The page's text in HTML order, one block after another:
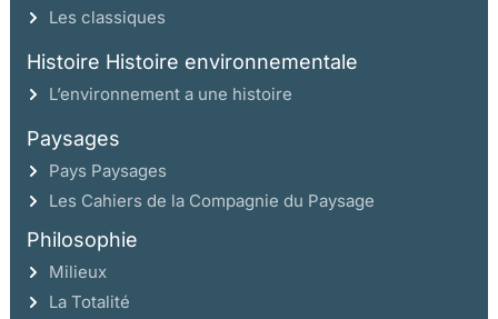
Les classiques
Histoire Histoire environnementale
L’environnement a une histoire
Paysages
Pays Paysages
Les Cahiers de la Compagnie du Paysage
Philosophie
Milieux
La Totalité